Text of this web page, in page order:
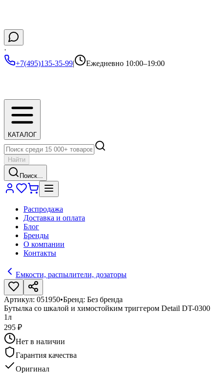
·
+7(495)135-35-99| Ежедневно 10:00–19:00
КАТАЛОГ
Найти
Поиск...
Распродажа
Доставка и оплата
Блог
Бренды
О компании
Контакты
Емкости, распылители, дозаторы
Артикул: 051950•Бренд: Без бренда
Бутылка со шкалой и химостойким триггером Detail DT-0300
1л
295 ₽
Нет в наличии
Гарантия качества
Оригинал